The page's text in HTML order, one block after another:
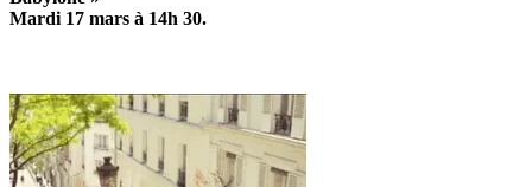
Mardi 17 mars à 14h 30.